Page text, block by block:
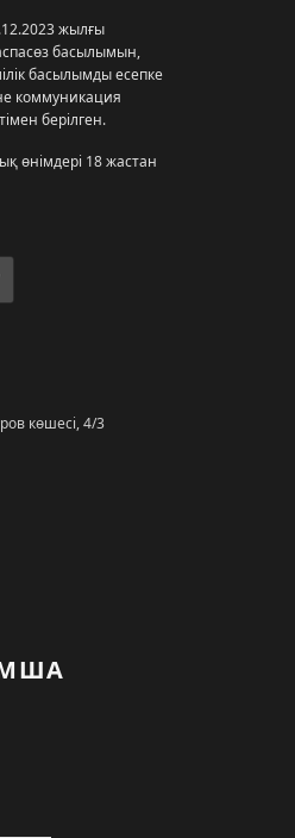
жылғы
басылымын,
басылымды есепке
коммуникация
берілген.
өнімдері 18 жастан
көшесі, 4/3